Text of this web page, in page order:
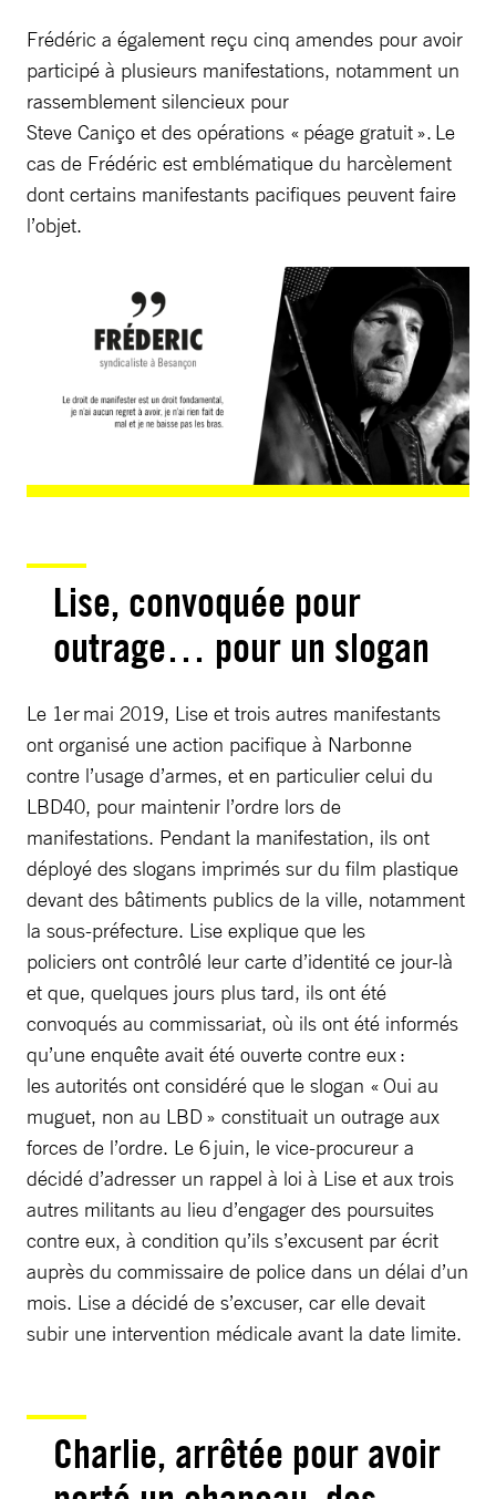
Frédéric a également reçu cinq amendes pour avoir
participé à plusieurs manifestations, notamment un
rassemblement silencieux pour
Steve Caniço et des opérations « péage gratuit ». Le
cas de Frédéric est emblématique du harcèlement
dont certains manifestants pacifiques peuvent faire
l’objet.
Lise, convoquée pour
outrage… pour un slogan
Le 1er mai 2019, Lise et trois autres manifestants
ont organisé une action pacifique à Narbonne
contre l’usage d’armes, et en particulier celui du
LBD40, pour maintenir l’ordre lors de
manifestations. Pendant la manifestation, ils ont
déployé des slogans imprimés sur du film plastique
devant des bâtiments publics de la ville, notamment
la sous-préfecture. Lise explique que les
policiers ont contrôlé leur carte d’identité ce jour-là
et que, quelques jours plus tard, ils ont été
convoqués au commissariat, où ils ont été informés
qu’une enquête avait été ouverte contre eux :
les autorités ont considéré que le slogan « Oui au
muguet, non au LBD » constituait un outrage aux
forces de l’ordre. Le 6 juin, le vice-procureur a
décidé d’adresser un rappel à loi à Lise et aux trois
autres militants au lieu d’engager des poursuites
contre eux, à condition qu’ils s’excusent par écrit
auprès du commissaire de police dans un délai d’un
mois. Lise a décidé de s’excuser, car elle devait
subir une intervention médicale avant la date limite.
Charlie, arrêtée pour avoir